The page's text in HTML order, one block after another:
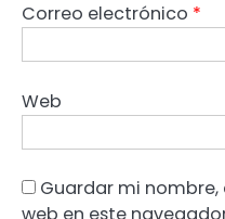
Correo electrónico *
Web
Guardar mi
web en este